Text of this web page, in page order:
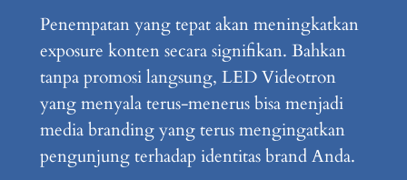
Penempatan yang tepat akan meningkatkan
exposure konten secara signifikan. Bahkan
tanpa promosi langsung, LED Videotron
yang menyala terus-menerus bisa menjadi
media branding yang terus mengingatkan
pengunjung terhadap identitas brand Anda.